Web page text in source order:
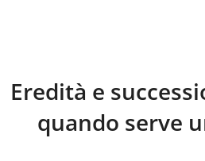
Eredità e
quando serve